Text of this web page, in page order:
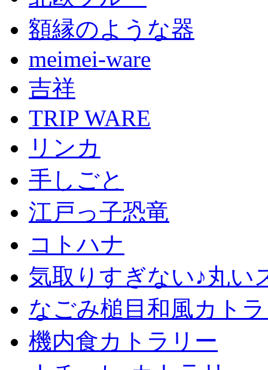
額縁のような器
meimei-ware
吉祥
TRIP WARE
リンカ
手しごと
江戸っ子恐竜
コトハナ
気取りすぎない♪丸い
なごみ槌目和風カト
機内食カトラリー